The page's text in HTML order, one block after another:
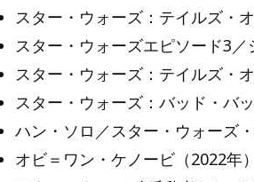
スター・ウォーズ：テイルズ・
スター・ウォーズエピソード3／
スター・ウォーズ：テイルズ・
スター・ウォーズ：バッド・バ
ハン・ソロ／スター・ウォーズ
オビ＝ワン・ケノービ（2022年）